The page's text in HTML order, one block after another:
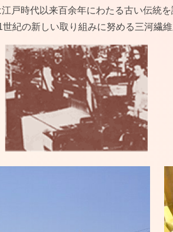
戸時代以来百余年にわたる古い伝統を
紀の新しい取り組みに努める三河繊